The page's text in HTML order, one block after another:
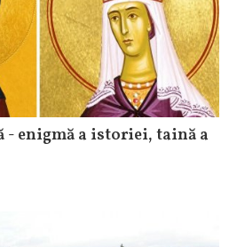
enigmă a istoriei, taină a